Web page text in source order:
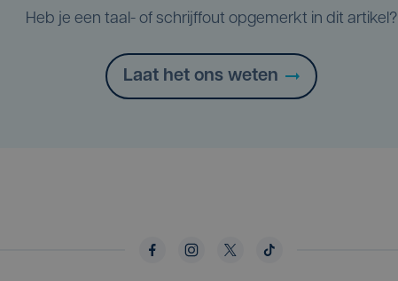
Heb je een taal- of schrijffout opgemerkt in dit artikel?
Laat het ons weten